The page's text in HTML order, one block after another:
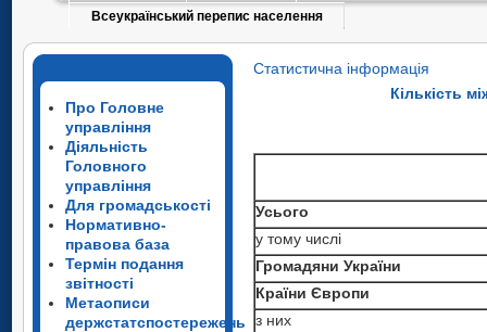
Всеукраїнський перепис населення
Про Головне
управління
Діяльність
Головного
управління
Для громадськості
Нормативно-
правова база
Термін подання
звітності
Метаописи
держстатспостережень
Статистична інформація
Кількість
Усього
у тому числі
Громадяни України
Країни Європи
з них